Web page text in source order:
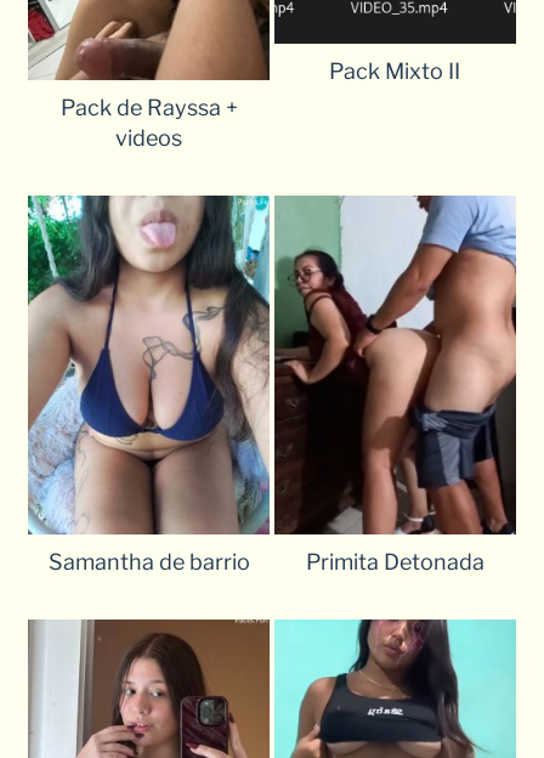
Pack de Rayssa +
videos
Pack Mixto II
Samantha de barrio Primita Detonada